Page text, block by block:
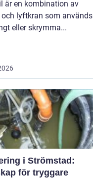
är en kombination av
lyftkran som används
eller skrymma...
i Strömstad:
för tryggare